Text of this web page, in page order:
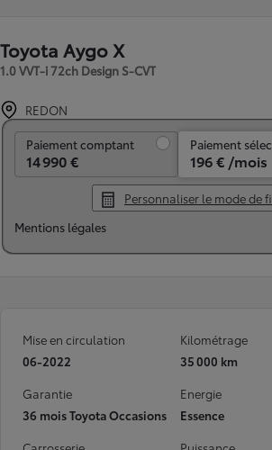
Toyota Aygo X
1.0 VVT-i 72ch Design S-CVT
REDON
Paiement comptant
14 990 €
Paiement
196 € /mois
Personnaliser le mode de
Mentions légales
Mise en circulation
06-2022
Kilométrage
35 000 km
Garantie
36 mois Toyota Occasions
Energie
Essence